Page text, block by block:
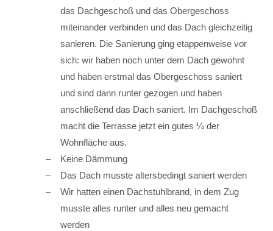
das Dachgeschoß und das Obergeschoss
miteinander verbinden und das Dach gleichzeitig
sanieren. Die Sanierung ging etappenweise vor
sich: wir haben noch unter dem Dach gewohnt
und haben erstmal das Obergeschoss saniert
und sind dann runter gezogen und haben
anschließend das Dach saniert. Im Dachgeschoß
macht die Terrasse jetzt ein gutes ¼ der
Wohnfläche aus.
Keine Dämmung
Das Dach musste altersbedingt saniert werden
Wir hatten einen Dachstuhlbrand, in dem Zug
musste alles runter und alles neu gemacht
werden